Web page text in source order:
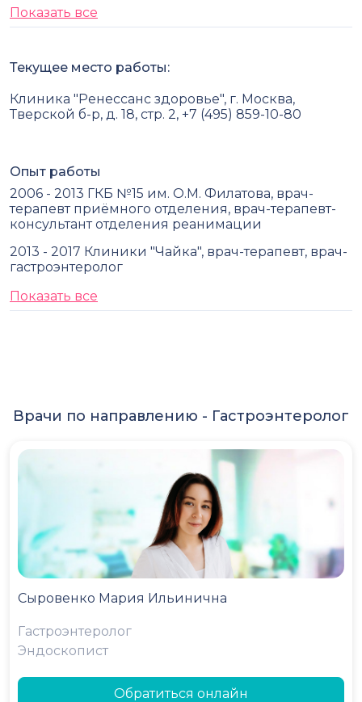
Показать все
Текущее место работы:
Клиника "Ренессанс здоровье", г. Москва,
Тверской б-р, д. 18, стр. 2, +7 (495) 859-10-80
Опыт работы
2006 - 2013 ГКБ №15 им. О.М. Филатова, врач-
терапевт приёмного отделения, врач-терапевт-
консультант отделения реанимации
2013 - 2017 Клиники "Чайка", врач-терапевт, врач-
гастроэнтеролог
Показать все
Врачи по направлению - Гастроэнтеролог
Сыровенко Мария Ильинична
Гастроэнтеролог
Эндоскопист
Обратиться онлайн